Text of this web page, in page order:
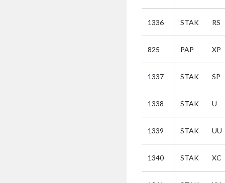
1336 STAK RS
825 PAP XP
1337 STAK SP
1338 STAK U
1339 STAK UU
1340 STAK XC